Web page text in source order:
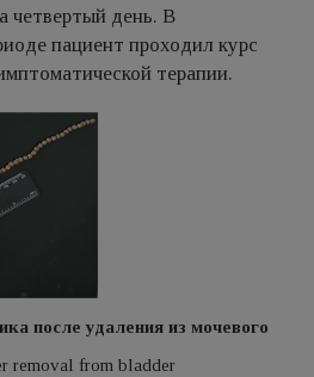
четвертый день. В
пациент проходил курс
терапии.
после удаления из мочевого
removal from bladder